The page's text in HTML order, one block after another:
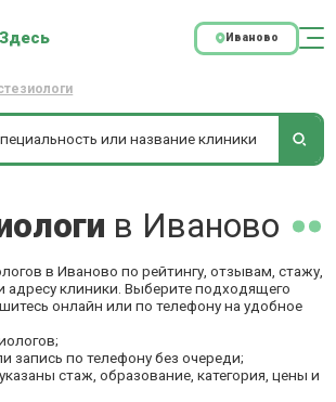
Иваново
в Иваново
в Иваново по рейтингу, отзывам, стажу,
адресу клиники. Выберите подходящего
онлайн или по телефону на удобное
запись по телефону без очереди;
стаж, образование, категория, цены и